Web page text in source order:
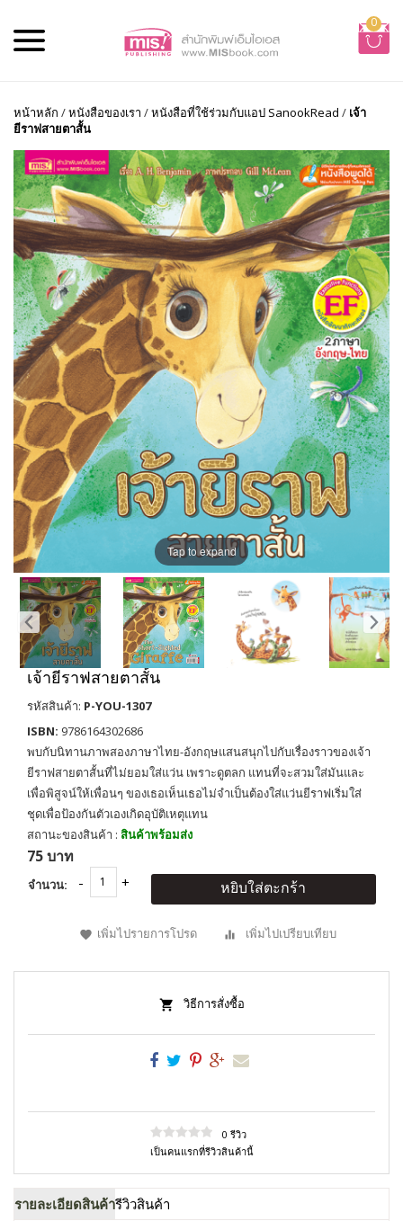
0
หน้าหลัก /หนังสือของเรา /หนังสือที่ใช้ร่วมกับแอป SanookRead / เจ้า
ยีราฟสายตาสั้น
Tap to expand
เจ้ายีราฟสายตาสั้น
รหัสสินค้า: P-YOU-1307
ISBN: 9786164302686
พบกับนิทานภาพสองภาษาไทย-อังกฤษแสนสนุกไปกับเรื่องราวของเจ้า
ยีราฟสายตาสั้นที่ไม่ยอมใส่แว่น เพราะดูตลก แทนที่จะสวมใส่มันและ
เพื่อพิสูจน์ให้เพื่อนๆ ของเธอเห็นเธอไม่จำเป็นต้องใส่แว่นยีราฟเริ่มใส่
ชุดเพื่อป้องกันตัวเองเกิดอุบัติเหตุแทน
สถานะของสินค้า : สินค้าพร้อมส่ง
75 บาท
จำนวน: หยิบใส่ตะกร้า
เพิ่มไปรายการโปรด เพิ่มไปเปรียบเทียบ
วิธีการสั่งซื้อ
0 รีวิว
เป็นคนแรกที่รีวิวสินค้านี้
รายละเอียดสินค้ารีวิวสินค้า